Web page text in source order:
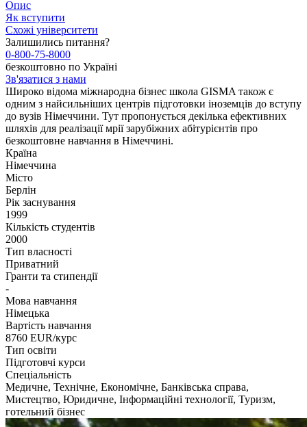
Опис
Як вступити
Схожі університети
Залишились питання?
0-800-75-8000
безкоштовно по Україні
Зв'язатися з нами
Широко відома міжнародна бізнес школа GISMA також є
одним з найсильніших центрів підготовки іноземців до вступу
до вузів Німеччини. Тут пропонується декілька ефективних
шляхів для реалізації мрії зарубіжних абітурієнтів про
безкоштовне навчання в Німеччині.
Країна
Німеччина
Місто
Берлін
Рік заснування
1999
Кількість студентів
2000
Тип власності
Приватний
Гранти та стипендії
-
Мова навчання
Німецька
Вартість навчання
8760 EUR/курс
Тип освіти
Підготовчі курси
Спеціальність
Медичне, Технічне, Економічне, Банківська справа,
Мистецтво, Юридичне, Інформаційні технології, Туризм,
готельний бізнес